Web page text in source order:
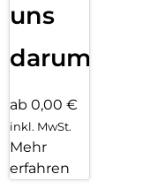
uns
darum!
ab 0,00 €
inkl. MwSt.
Mehr
erfahren